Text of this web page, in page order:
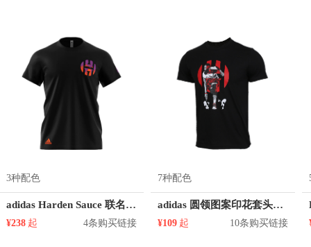
3种配色
adidas Harden Sauce 联名篮球圆领短袖T恤 GJ8580 GM4058
¥238 起 4条购买链接
7种配色
adidas 圆领图案印花套头短袖T恤 FK4600 DQ0923
¥109 起 10条购买链接